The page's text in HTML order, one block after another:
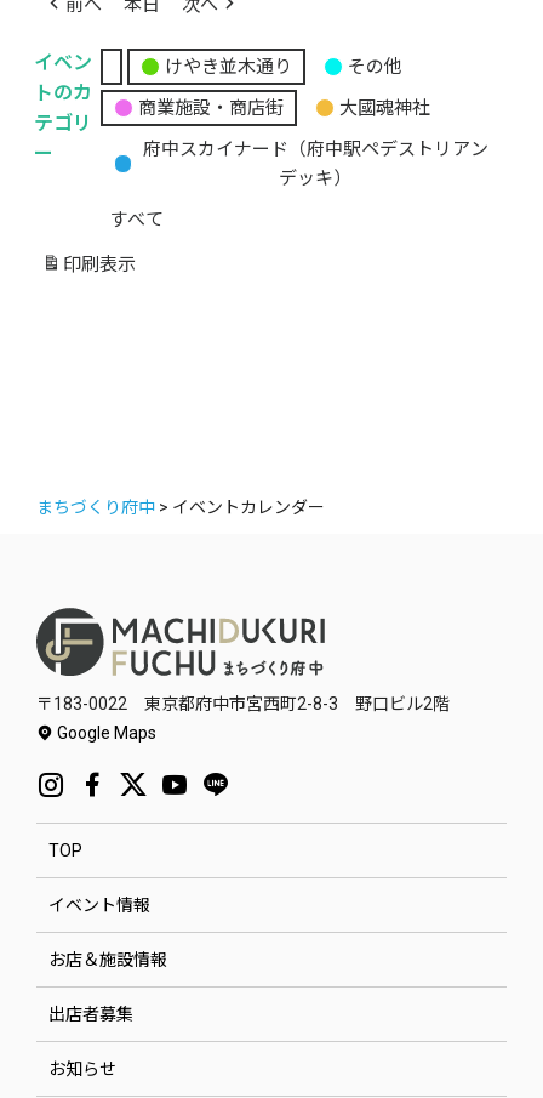
前へ 本日 次へ
イベン
トのカ
テゴリ
ー
無
題
カ
ゴ
リ
けやき並木通り
その他
商業施設・商店街
大國魂神社
府中スカイナード（府中駅ペデストリアン
デッキ）
すべて
印刷 表示
まちづくり府中 > イベントカレンダー
〒183-0022 東京都府中市宮西町2-8-3 野口ビル2階
Google Maps
TOP
イベント情報
お店＆施設情報
出店者募集
お知らせ